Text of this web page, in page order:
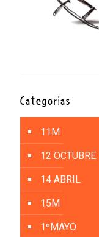
Categorías
11M
12 OCTUBRE
14 ABRIL
15M
1ºMAYO